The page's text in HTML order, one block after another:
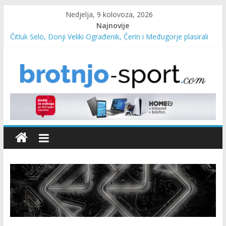
Nedjelja, 9 kolovoza, 2026
Najnovije
Čitluk Selo, Donji Veliki Ograđenik, Čerin i Međugorje plasirali
Marin Čilić napredovao na ATP ljestvici
Poznati polufinalisti MNL MZ općine Čitluk – Brotnjo 2026.
Predsjednica Vlade Marija Buhač, ministar Ivo Bevanda i
načelnik Marin Radišić čestitali organizatoricama na realizaciji
sportsko edukativnog kampa “Izlazi vani”